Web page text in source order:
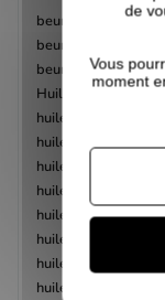
beurre de karité,
beurre de murumuru
beurre de mangue
Huile de rose
huile de baobab
huile de Nigelle
huile de tournesol
huile de ricin
huile de brocoli
huile de fenugrec
huile d'olive
huile de néroli
de
Vous
moment